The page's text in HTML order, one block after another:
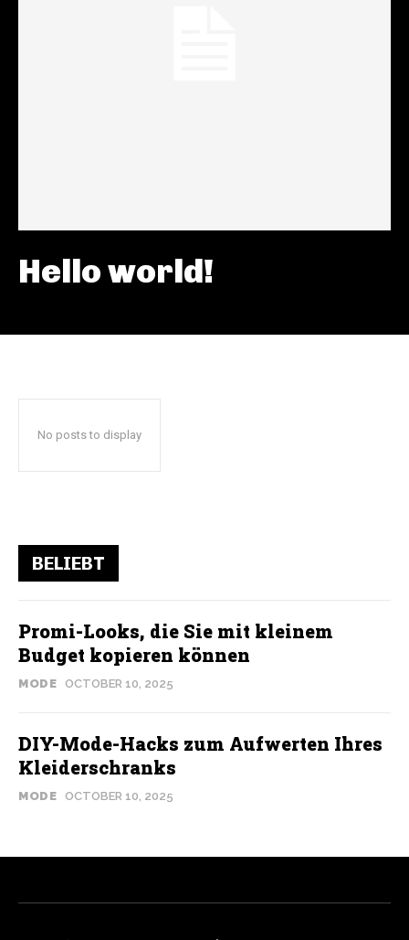
Hello world!
No posts to display
BELIEBT
Promi-Looks, die Sie mit kleinem
Budget kopieren können
MODE OCTOBER 10, 2025
DIY-Mode-Hacks zum Aufwerten Ihres
Kleiderschranks
MODE OCTOBER 10, 2025